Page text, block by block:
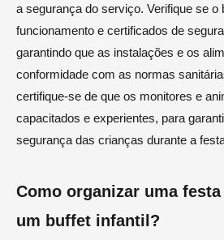
a segurança do serviço. Verifique se o
funcionamento e certificados de
garantindo que as instalações e os
conformidade com as normas
certifique-se de que os monitores e
capacitados e experientes, para
segurança das crianças durante a
Como organizar uma
um buffet infantil?